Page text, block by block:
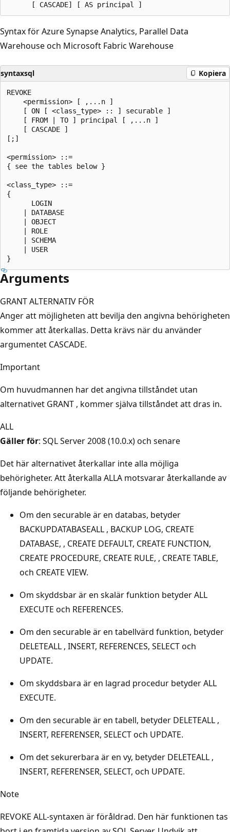
Syntax för Azure Synapse Analytics, Parallel Data
Warehouse och Microsoft Fabric Warehouse
syntaxsql Kopiera
REVOKE
    <permission> [ ,...n ]
    [ ON [ <class_type> :: ] securable ]
    [ FROM | TO ] principal [ ,...n ]
    [ CASCADE ]
[;]
<permission> ::=
{ see the tables below }
<class_type> ::=
{
      LOGIN
    | DATABASE
    | OBJECT
    | ROLE
    | SCHEMA
    | USER
Arguments
GRANT ALTERNATIV FÖR
Anger att möjligheten att bevilja den angivna behörigheten
kommer att återkallas. Detta krävs när du använder
argumentet CASCADE.
Important
Om huvudmannen har det angivna tillståndet utan
alternativet GRANT , kommer själva tillståndet att dras in.
ALL
Gäller för: SQL Server 2008 (10.0.x) och senare
Det här alternativet återkallar inte alla möjliga
behörigheter. Att återkalla ALLA motsvarar återkallande av
följande behörigheter.
Om den securable är en databas, betyder
BACKUPDATABASEALL , BACKUP LOG, CREATE
DATABASE, , CREATE DEFAULT, CREATE FUNCTION,
CREATE PROCEDURE, CREATE RULE, , CREATE TABLE,
och CREATE VIEW.
Om skyddsbar är en skalär funktion betyder ALL
EXECUTE och REFERENCES.
Om den securable är en tabellvärd funktion, betyder
DELETEALL , INSERT, REFERENCES, SELECT och
UPDATE.
Om skyddsbara är en lagrad procedur betyder ALL
EXECUTE.
Om den securable är en tabell, betyder DELETEALL ,
INSERT, REFERENSER, SELECT och UPDATE.
Om det sekurerbara är en vy, betyder DELETEALL ,
INSERT, REFERENSER, SELECT, och UPDATE.
Note
REVOKE ALL-syntaxen är föråldrad. Den här funktionen tas